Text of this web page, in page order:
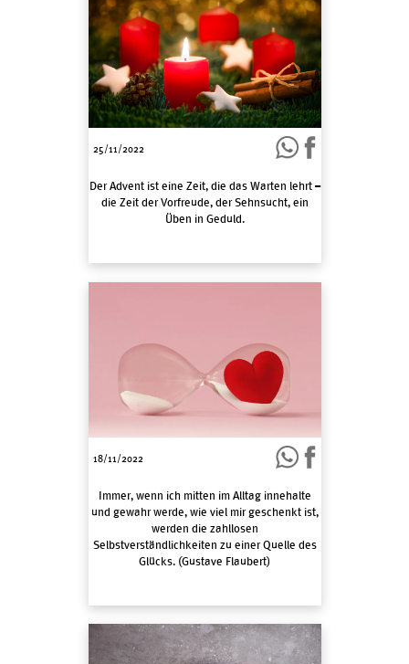
25/11/2022
Der Advent ist eine Zeit, die das Warten lehrt –
die Zeit der Vorfreude, der Sehnsucht, ein
Üben in Geduld.
18/11/2022
Immer, wenn ich mitten im Alltag innehalte
und gewahr werde, wie viel mir geschenkt ist,
werden die zahllosen
Selbstverständlichkeiten zu einer Quelle des
Glücks. (Gustave Flaubert)